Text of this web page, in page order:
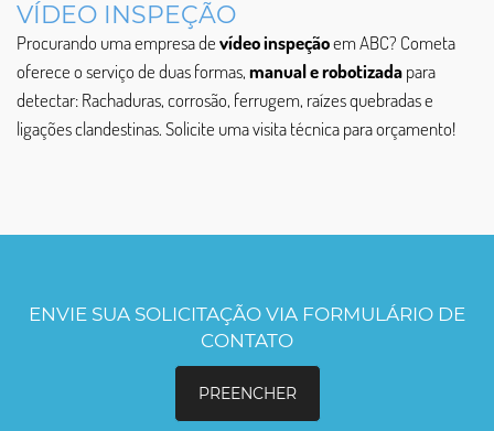
VÍDEO INSPEÇÃO
Procurando uma empresa devídeo inspeçãoem ABC? Cometa
oferece o serviço de duas formas,manual e robotizadapara
detectar: Rachaduras, corrosão, ferrugem, raízes quebradas e
ligações clandestinas. Solicite uma visita técnica para orçamento!
ENVIE SUA SOLICITAÇÃO VIA FORMULÁRIO DE
CONTATO
PREENCHER